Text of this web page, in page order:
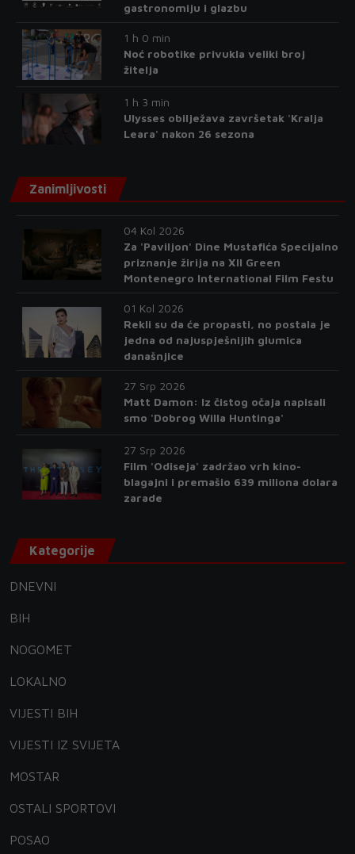
gastronomiju i glazbu
1 h 0 min
Noć robotike privukla veliki broj
žitelja
1 h 3 min
Ulysses obilježava završetak 'Kralja
Leara' nakon 26 sezona
Zanimljivosti
04 Kol 2026
Za 'Paviljon' Dine Mustafića Specijalno
priznanje žirija na XII Green
Montenegro International Film Festu
01 Kol 2026
Rekli su da će propasti, no postala je
jedna od najuspješnijih glumica
današnjice
27 Srp 2026
Matt Damon: Iz čistog očaja napisali
smo 'Dobrog Willa Huntinga'
27 Srp 2026
Film 'Odiseja' zadržao vrh kino-
blagajni i premašio 639 miliona dolara
zarade
Kategorije
DNEVNI
BIH
NOGOMET
LOKALNO
VIJESTI BIH
VIJESTI IZ SVIJETA
MOSTAR
OSTALI SPORTOVI
POSAO